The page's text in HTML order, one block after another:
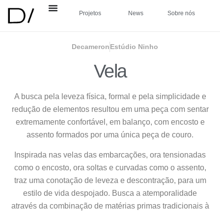
Projetos News Sobre nós
DecameronEstúdio Ninho
Vela
A busca pela leveza física, formal e pela simplicidade e
redução de elementos resultou em uma peça com sentar
extremamente confortável, em balanço, com encosto e
assento formados por uma única peça de couro.
Inspirada nas velas das embarcações, ora tensionadas
como o encosto, ora soltas e curvadas como o assento,
traz uma conotação de leveza e descontração, para um
estilo de vida despojado. Busca a atemporalidade
através da combinação de matérias primas tradicionais à